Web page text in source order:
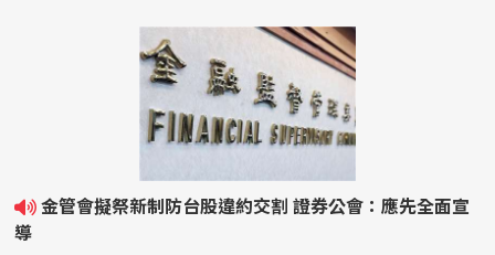
金管會擬祭新制防台股違約交割 證券公會：應先全面宣
導